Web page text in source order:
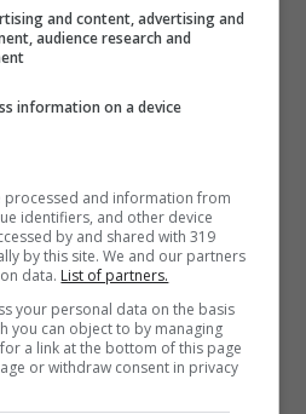
tutto su di lei
1982, ha iniziato la sua
per poi approdare nel
In seguito ha svolto il
nel 2021 esordisce
and content, advertising and
audience research and
information on a device
processed and information from
identifiers, and other device
by and shared with 319
by this site. We and our partners
data. List of partners.
your personal data on the basis
you can object to by managing
a link at the bottom of this page
or withdraw consent in privacy